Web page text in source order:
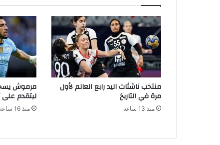
منتخب ناشئات اليد رابع العالم لأول
مرة في التاريخ
منذ 13 ساعة
مرموش
ليتقدم على
منذ 16 ساعة